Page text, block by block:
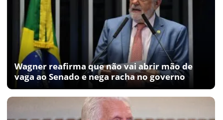
Wagner reafirma que não vai abrir mão de
vaga ao Senado e nega racha no governo